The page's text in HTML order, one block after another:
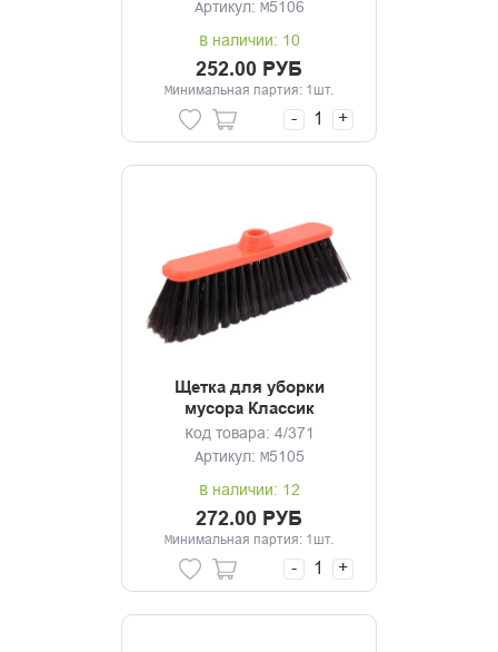
Артикул: М5106
В наличии: 10
252.00 РУБ
Минимальная партия: 1шт.
- +
Щетка для уборки
мусора Классик
оранжевый без черенка
Код товара: 4/371
Артикул: М5105
В наличии: 12
272.00 РУБ
Минимальная партия: 1шт.
- +